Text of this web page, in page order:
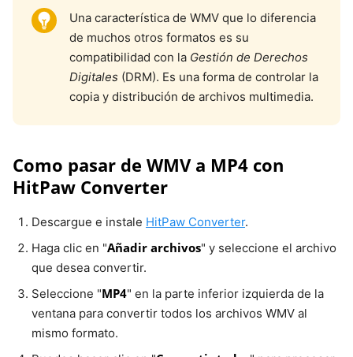
Una característica de WMV que lo diferencia
de muchos otros formatos es su
compatibilidad con la Gestión de Derechos
Digitales (DRM). Es una forma de controlar la
copia y distribución de archivos multimedia.
Como pasar de WMV a MP4 con
HitPaw Converter
Descargue e instale HitPaw Converter.
Haga clic en "Añadir archivos" y seleccione el archivo
que desea convertir.
Seleccione "MP4" en la parte inferior izquierda de la
ventana para convertir todos los archivos WMV al
mismo formato.